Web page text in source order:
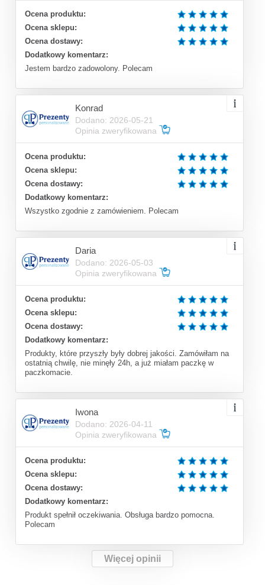
Ocena produktu:
Ocena sklepu:
Ocena dostawy:
Dodatkowy komentarz:
Jestem bardzo zadowolony. Polecam
Konrad
Dodano: 2026-05-21
Opinia zweryfikowana
Ocena produktu:
Ocena sklepu:
Ocena dostawy:
Dodatkowy komentarz:
Wszystko zgodnie z zamówieniem. Polecam
Daria
Dodano: 2026-05-03
Opinia zweryfikowana
Ocena produktu:
Ocena sklepu:
Ocena dostawy:
Dodatkowy komentarz:
Produkty, które przyszły były dobrej jakości. Zamówiłam na
ostatnią chwilę, nie minęły 24h, a już miałam paczkę w
paczkomacie.
Iwona
Dodano: 2026-04-11
Opinia zweryfikowana
Ocena produktu:
Ocena sklepu:
Ocena dostawy:
Dodatkowy komentarz:
Produkt spełnił oczekiwania. Obsługa bardzo pomocna.
Polecam
Więcej opinii